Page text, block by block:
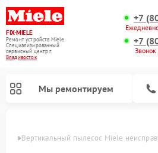
FIX-MIELE
Ремонт устройств Miele
Специализированный
cервисный центр г.
Владивосток
+7
+7
Мы ремонтируем
Вертикальный пылесос Miele